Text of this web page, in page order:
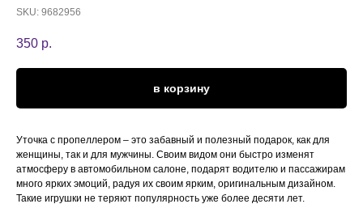
SKU: 9682956
350 р.
в корзину
Уточка с пропеллером – это забавный и полезный подарок, как для
женщины, так и для мужчины. Своим видом они быстро изменят
атмосферу в автомобильном салоне, подарят водителю и пассажирам
много ярких эмоций, радуя их своим ярким, оригинальным дизайном.
Такие игрушки не теряют популярность уже более десяти лет.